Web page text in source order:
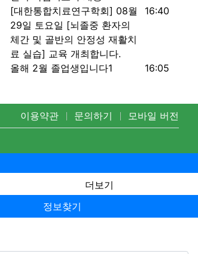
등록일
16:40
[대한통합치료연구학회] 08월
29일 토요일 [뇌졸중 환자의
체간 및 골반의 안정성 재활치
료 실습] 교육 개최합니다.
등록일
16:05
올해 2월 졸업생입니다댓글
1
이용약관 문의하기 모바일 버전
더보기
정보찾기